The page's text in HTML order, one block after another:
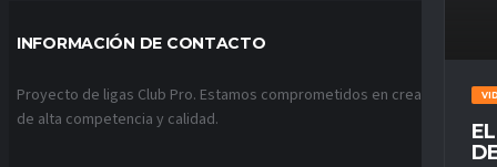
INFORMACIÓN DE CONTACTO
Proyecto de ligas Club Pro. Estamos comprometidos en crear ligas
de alta competencia y calidad.